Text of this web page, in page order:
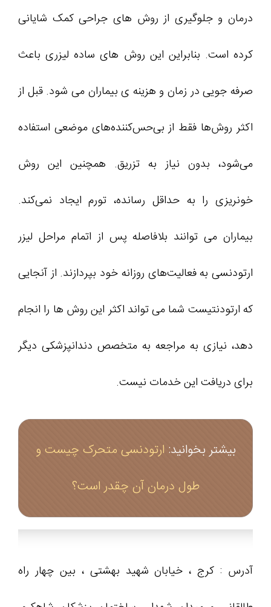
درمان و جلوگیری از روش های جراحی کمک شایانی
کرده است. بنابراین این روش های ساده لیزری باعث
صرفه جویی در زمان و هزینه ی بیماران می شود. قبل از
اکثر روش‌ها فقط از بی‌حس‌کننده‌های موضعی استفاده
می‌شود، بدون نیاز به تزریق. همچنین این روش
خونریزی را به حداقل رسانده، تورم ایجاد نمی‌کند.
بیماران می توانند بلافاصله پس از اتمام مراحل لیزر
ارتودنسی به فعالیت‌های روزانه خود بپردازند. از آنجایی
که ارتودنتیست شما می تواند اکثر این روش ها را انجام
دهد، نیازی به مراجعه به متخصص دندانپزشکی دیگر
برای دریافت این خدمات نیست.
بیشتر بخوانید: ارتودنسی متحرک چیست و
طول درمان آن چقدر است؟
آدرس : کرج ، خیابان شهید بهشتی ، بین چهار راه